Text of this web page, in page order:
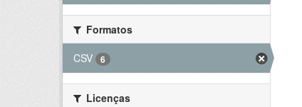
Formatos
CSV
6
Licenças